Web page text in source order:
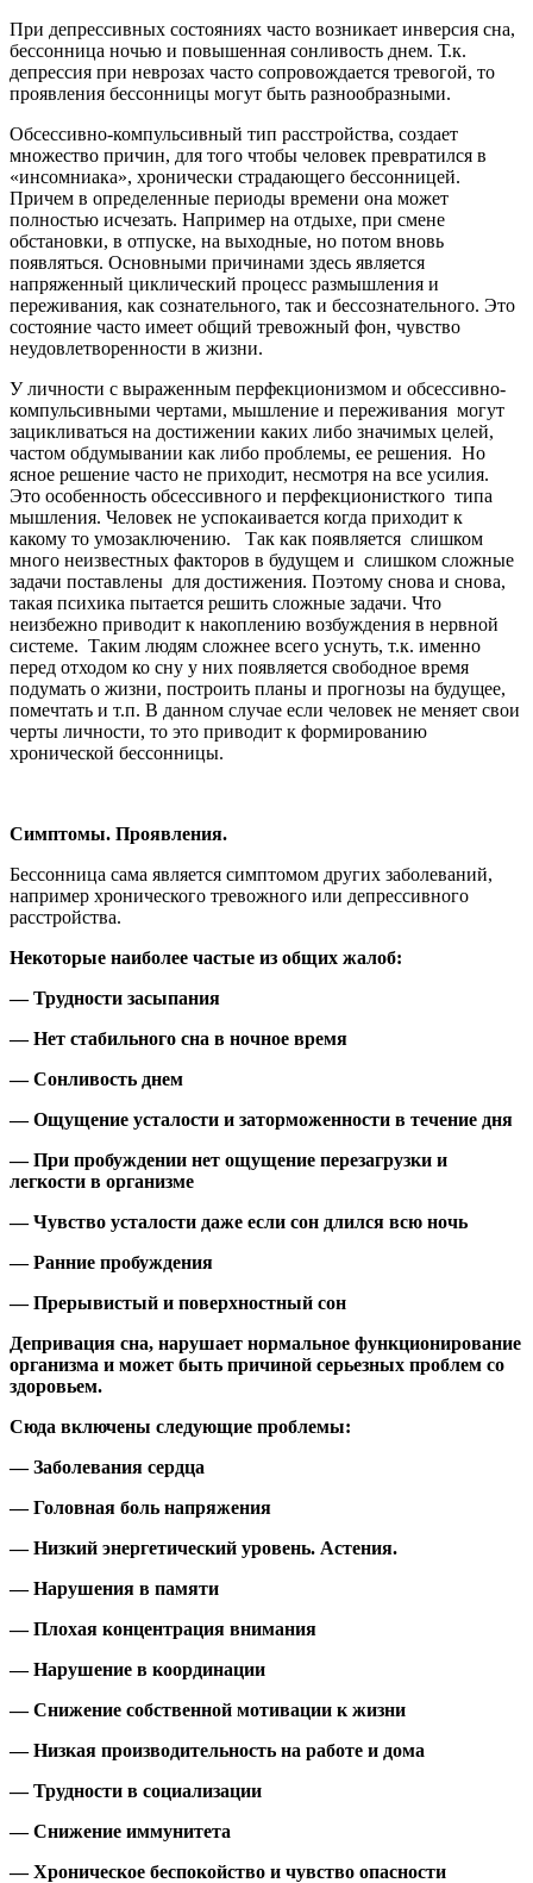
При депрессивных состояниях часто возникает инверсия сна,
бессонница ночью и повышенная сонливость днем. Т.к.
депрессия при неврозах часто сопровождается тревогой, то
проявления бессонницы могут быть разнообразными.
Обсессивно-компульсивный тип расстройства, создает
множество причин, для того чтобы человек превратился в
«инсомниака», хронически страдающего бессонницей.
Причем в определенные периоды времени она может
полностью исчезать. Например на отдыхе, при смене
обстановки, в отпуске, на выходные, но потом вновь
появляться. Основными причинами здесь является
напряженный циклический процесс размышления и
переживания, как сознательного, так и бессознательного. Это
состояние часто имеет общий тревожный фон, чувство
неудовлетворенности в жизни.
У личности с выраженным перфекционизмом и обсессивно-
компульсивными чертами, мышление и переживания могут
зацикливаться на достижении каких либо значимых целей,
частом обдумывании как либо проблемы, ее решения. Но
ясное решение часто не приходит, несмотря на все усилия.
Это особенность обсессивного и перфекционисткого типа
мышления. Человек не успокаивается когда приходит к
какому то умозаключению. Так как появляется слишком
много неизвестных факторов в будущем и слишком сложные
задачи поставлены для достижения. Поэтому снова и снова,
такая психика пытается решить сложные задачи. Что
неизбежно приводит к накоплению возбуждения в нервной
системе. Таким людям сложнее всего уснуть, т.к. именно
перед отходом ко сну у них появляется свободное время
подумать о жизни, построить планы и прогнозы на будущее,
помечтать и т.п. В данном случае если человек не меняет свои
черты личности, то это приводит к формированию
хронической бессонницы.
Симптомы. Проявления.
Бессонница сама является симптомом других заболеваний,
например хронического тревожного или депрессивного
расстройства.
Некоторые наиболее частые из общих жалоб:
— Трудности засыпания
— Нет стабильного сна в ночное время
— Сонливость днем
— Ощущение усталости и заторможенности в течение дня
— При пробуждении нет ощущение перезагрузки и
легкости в организме
— Чувство усталости даже если сон длился всю ночь
— Ранние пробуждения
— Прерывистый и поверхностный сон
Депривация сна, нарушает нормальное функционирование
организма и может быть причиной серьезных проблем со
здоровьем.
Сюда включены следующие проблемы:
— Заболевания сердца
— Головная боль напряжения
— Низкий энергетический уровень. Астения.
— Нарушения в памяти
— Плохая концентрация внимания
— Нарушение в координации
— Снижение собственной мотивации к жизни
— Низкая производительность на работе и дома
— Трудности в социализации
— Снижение иммунитета
— Хроническое беспокойство и чувство опасности